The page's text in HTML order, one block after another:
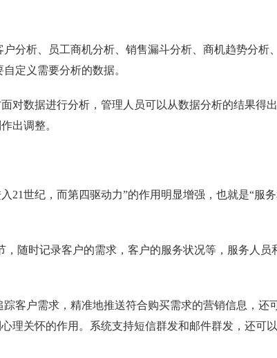
分析、员工商机分析、销售漏斗分析、商机趋势分析
定义需要分析的数据。
对数据进行分析，管理人员可以从数据分析的结果得
出调整。
21世纪，而第四驱动力”的作用明显增强，也就是“服
随时记录客户的需求，客户的服务状况等，服务人员
客户需求，精准地推送符合购买需求的营销信息，还
理关怀的作用。系统支持短信群发和邮件群发，还可